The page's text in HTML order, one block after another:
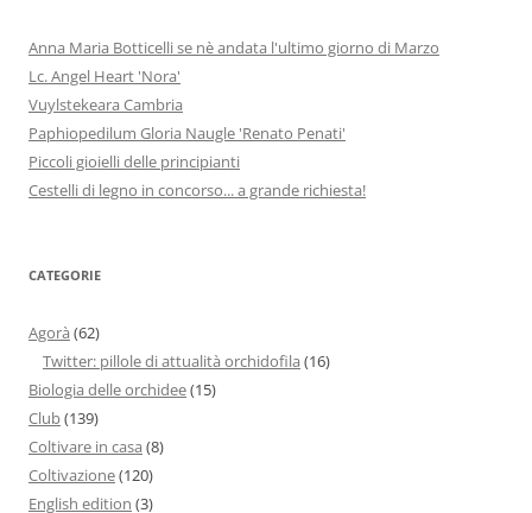
Anna Maria Botticelli se nè andata l'ultimo giorno di Marzo
Lc. Angel Heart 'Nora'
Vuylstekeara Cambria
Paphiopedilum Gloria Naugle 'Renato Penati'
Piccoli gioielli delle principianti
Cestelli di legno in concorso... a grande richiesta!
CATEGORIE
Agorà (62)
Twitter: pillole di attualità orchidofila (16)
Biologia delle orchidee(15)
Club(139)
Coltivare in casa (8)
Coltivazione(120)
English edition (3)